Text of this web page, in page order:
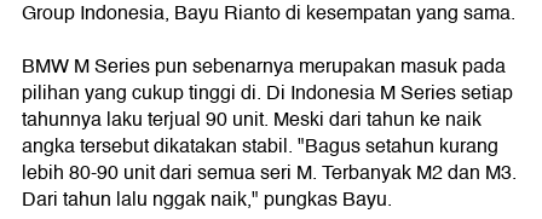
Group Indonesia, Bayu Rianto di kesempatan yang sama.
BMW M Series pun sebenarnya merupakan masuk pada
pilihan yang cukup tinggi di. Di Indonesia M Series setiap
tahunnya laku terjual 90 unit. Meski dari tahun ke naik
angka tersebut dikatakan stabil. "Bagus setahun kurang
lebih 80-90 unit dari semua seri M. Terbanyak M2 dan M3.
Dari tahun lalu nggak naik," pungkas Bayu.